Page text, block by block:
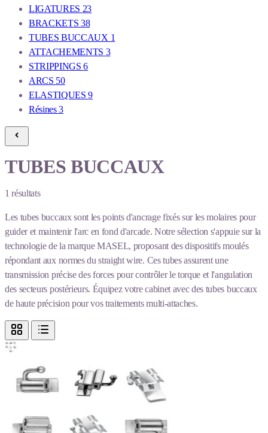
LIGATURES 23
BRACKETS38
TUBES BUCCAUX 1
ATTACHEMENTS 3
STRIPPINGS6
ARCS 50
ELASTIQUES9
Résines3
TUBES BUCCAUX
1résultats
Les tubes buccaux sont les points d'ancrage fixés sur les molaires pour
guider et maintenir l'arc en fond d'arcade. Notre sélection s'appuie sur la
technologie de la marque MASEL, proposant des dispositifs moulés
répondant aux normes du straight wire. Ces tubes assurent une
transmission précise des forces pour contrôler le torque et l'angulation
des secteurs postérieurs. Équipez votre cabinet avec des tubes buccaux
de haute précision pour vos traitements multi-attaches.